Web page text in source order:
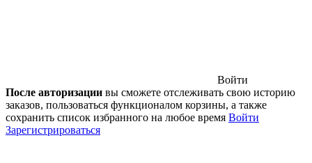
Войти
После авторизации вы сможете отслеживать свою историю
заказов, пользоваться функционалом корзины, а также
сохранить список избранного на любое время Войти
Зарегистрироваться